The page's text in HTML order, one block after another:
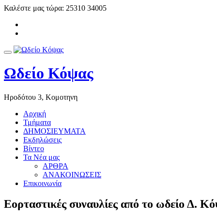
Skip
content
Καλέστε μας τώρα: 25310 34005
Toggle
Ωδείο Κόψας
Ηροδότου 3, Κομοτηνη
Αρχική
Τμήματα
ΔΗΜΟΣΙΕΥΜΑΤΑ
Εκδηλώσεις
Βίντεο
Τα Νέα μας
ΑΡΘΡΑ
ΑΝΑΚΟΙΝΩΣΕΙΣ
Επικοινωνία
Εορταστικές συναυλίες από το ωδείο Δ.